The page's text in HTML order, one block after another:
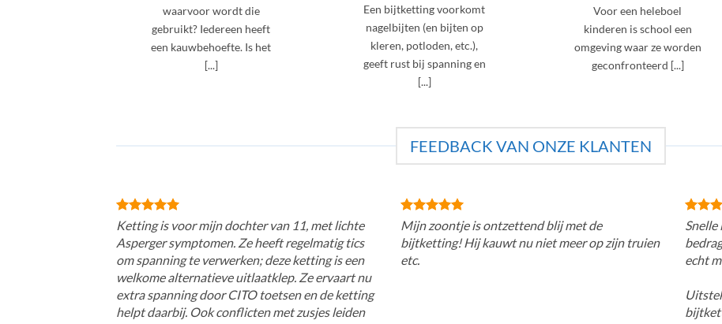
waarvoor wordt die
gebruikt? Iedereen heeft
een kauwbehoefte. Is het
[...]
Een bijtketting voorkomt
nagelbijten (en bijten op
kleren, potloden, etc.),
geeft rust bij spanning en
[...]
Voor een heleboel
kinderen is school een
omgeving waar ze worden
geconfronteerd [...]
FEEDBACK VAN ONZE KLANTEN
Ketting is voor mijn dochter van 11, met lichte
Asperger symptomen. Ze heeft regelmatig tics
om spanning te verwerken; deze ketting is een
welkome alternatieve uitlaatklep. Ze ervaart nu
extra spanning door CITO toetsen en de ketting
helpt daarbij. Ook conflicten met zusjes leiden
Mijn zoontje is ontzettend blij met de
bijtketting! Hij kauwt nu niet meer op zijn truien
etc.
echt